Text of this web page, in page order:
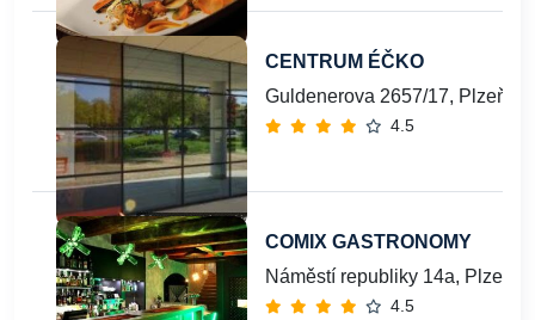
CENTRUM ÉČKO
Guldenerova 2657/17, Plzeň
4.5
COMIX GASTRONOMY
Náměstí republiky 14a, Plzeň,
4.5